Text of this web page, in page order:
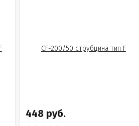
448 руб.